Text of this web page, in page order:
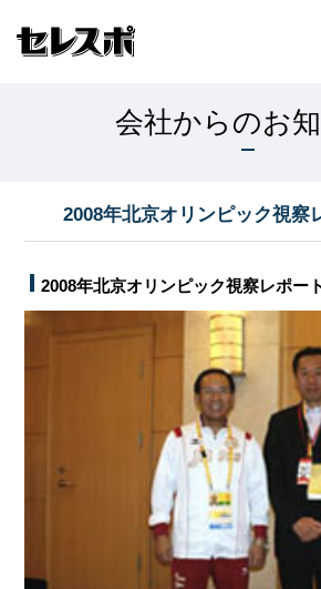
会社からのお
2008年北京オリンピック視察
2008年北京オリンピック視察レポート